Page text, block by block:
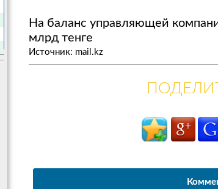
На баланс управляющей
млрд тенге
Источник: mail.kz